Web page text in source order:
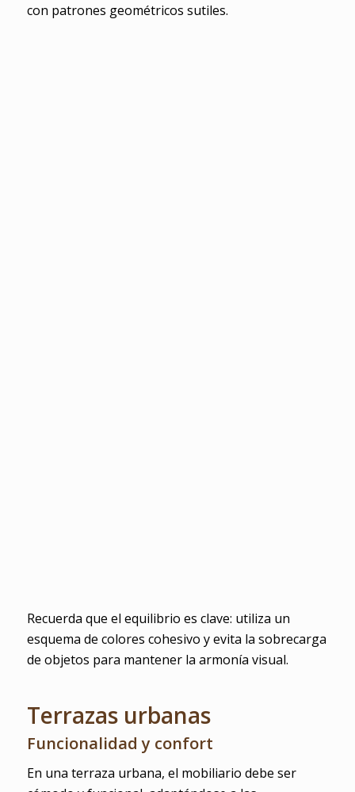
con patrones geométricos sutiles.
Recuerda que el equilibrio es clave: utiliza un
esquema de colores cohesivo y evita la sobrecarga
de objetos para mantener la armonía visual.
Terrazas urbanas
Funcionalidad y confort
En una terraza urbana, el mobiliario debe ser